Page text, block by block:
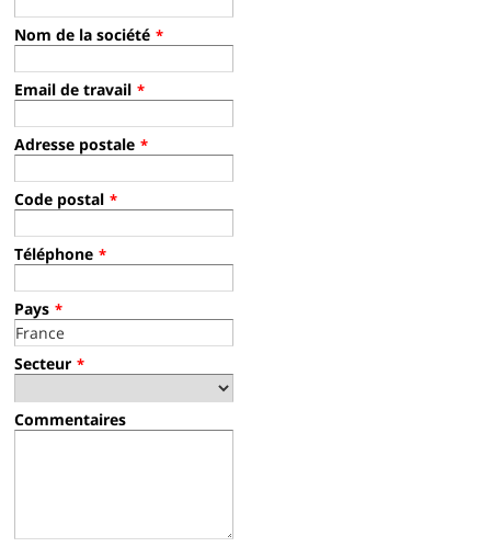
Nom de la société *
Email de travail *
Adresse postale *
Code postal *
Téléphone *
Pays *
Secteur *
Commentaires